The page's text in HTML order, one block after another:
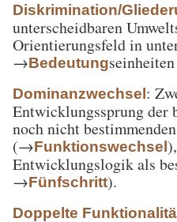
Diskrimination/
unterscheidbaren
Orientierungsfeld in
→Bedeutung
Dominanzwechsel:
Entwicklungssprung der
noch nicht
(→Funktionswechsel
Entwicklungslogik als
→Fünfschritt).
Doppelte